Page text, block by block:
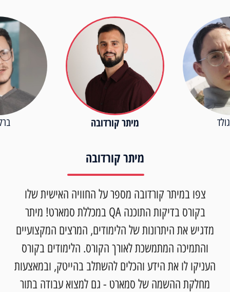
מיתר קורדובה
מיתר קורדובה
צפו במיתר קורדובה מספר על החוויה האישית שלו
בקורס בדיקות התוכנה QA במכללת סמארט! מיתר
מדגיש את היתרונות של הלימודים, המרצים המקצועיים
והתמיכה המתמשכת לאורך הקורס. הלימודים בקורס
העניקו לו את הידע והכלים להשתלב בהייטק, ובמאצעות
מחלקת ההשמה של סמארט - גם למצוא עבודה בתור